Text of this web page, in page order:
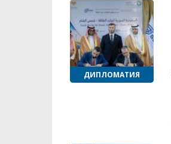
ДИПЛОМАТИЯ